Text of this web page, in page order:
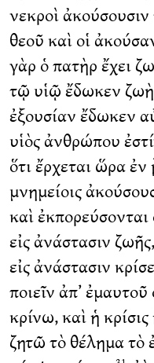
νεκροὶ
θεοῦ καὶ οἱ
γὰρ ὁ πατὴρ ἔχει
τῷ υἱῷ ἔδωκεν
ἐξουσίαν ἔδωκεν
υἱὸς ἀνθρώπου
ὅτι ἔρχεται ὥρα ἐν
μνημείοις
καὶ
εἰς ἀνάστασιν
εἰς ἀνάστασιν
ποιεῖν ἀπ’
κρίνω, καὶ ἡ
ζητῶ τὸ θέλημα τὸ